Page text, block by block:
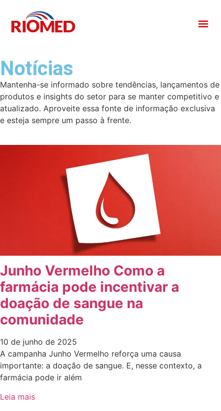
Notícias
Mantenha-se informado sobre tendências, lançamentos de
produtos e insights do setor para se manter competitivo e
atualizado. Aproveite essa fonte de informação exclusiva
e esteja sempre um passo à frente.
Junho Vermelho Como a
farmácia pode incentivar a
doação de sangue na
comunidade
10 de junho de 2025
A campanha Junho Vermelho reforça uma causa
importante: a doação de sangue. E, nesse contexto, a
farmácia pode ir além
Leia mais